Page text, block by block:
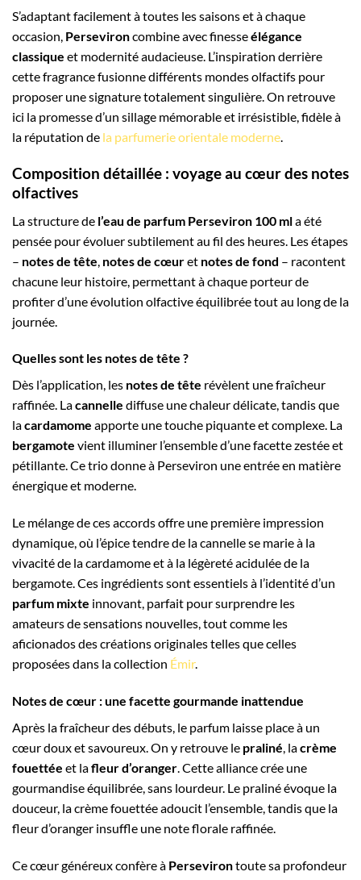
S’adaptant facilement à toutes les saisons et à chaque
occasion, Persevironcombine avec finesseélégance
classique et modernité audacieuse. L’inspiration derrière
cette fragrance fusionne différents mondes olfactifs pour
proposer une signature totalement singulière. On retrouve
ici la promesse d’un sillage mémorable et irrésistible, fidèle à
la réputation de la parfumerie orientale moderne.
Composition détaillée : voyage au cœur des notes
olfactives
La structure de l’eau de parfum Perseviron 100 mla été
pensée pour évoluer subtilement au fil des heures. Les étapes
– notes de tête notes de cœuret notes de fond – racontent
chacune leur histoire, permettant à chaque porteur de
profiter d’une évolution olfactive équilibrée tout au long de la
journée.
Quelles sont les notes de tête ?
Dès l’application, les notes de tête révèlent une fraîcheur
raffinée. Lacannelle diffuse une chaleur délicate, tandis que
lacardamome apporte une touche piquante et complexe. La
bergamote vient illuminer l’ensemble d’une facette zestée et
pétillante. Ce trio donne à Perseviron une entrée en matière
énergique et moderne.
Le mélange de ces accords offre une première impression
dynamique, où l’épice tendre de la cannelle se marie à la
vivacité de la cardamome et à la légèreté acidulée de la
bergamote. Ces ingrédients sont essentiels à l’identité d’un
parfum mixte innovant, parfait pour surprendre les
amateurs de sensations nouvelles, tout comme les
aficionados des créations originales telles que celles
proposées dans la collection Émir.
Notes de cœur : une facette gourmande inattendue
Après la fraîcheur des débuts, le parfum laisse place à un
cœur doux et savoureux. On y retrouve le praliné, lacrème
fouettée et lafleur d’oranger. Cette alliance crée une
gourmandise équilibrée, sans lourdeur. Le praliné évoque la
douceur, la crème fouettée adoucit l’ensemble, tandis que la
fleur d’oranger insuffle une note florale raffinée.
Ce cœur généreux confère à Persevirontoute sa profondeur